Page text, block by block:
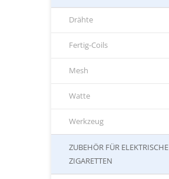
Drähte
Fertig-Coils
Mesh
Watte
Werkzeug
ZUBEHÖR FÜR ELEKTRISCHE
ZIGARETTEN